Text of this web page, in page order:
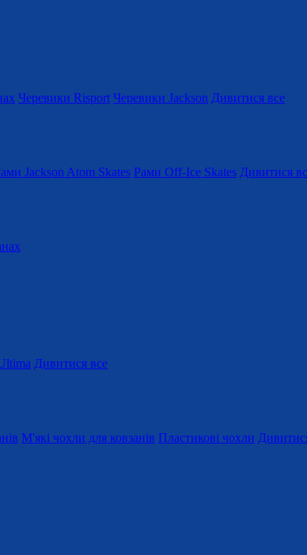
Черевики Risport Черевики Jackson Дивитися все
Jackson Atom Skates Рами Off-Ice Skates Дивитися
Дивитися все
М'які чохли для ковзанів Пластикові чохли